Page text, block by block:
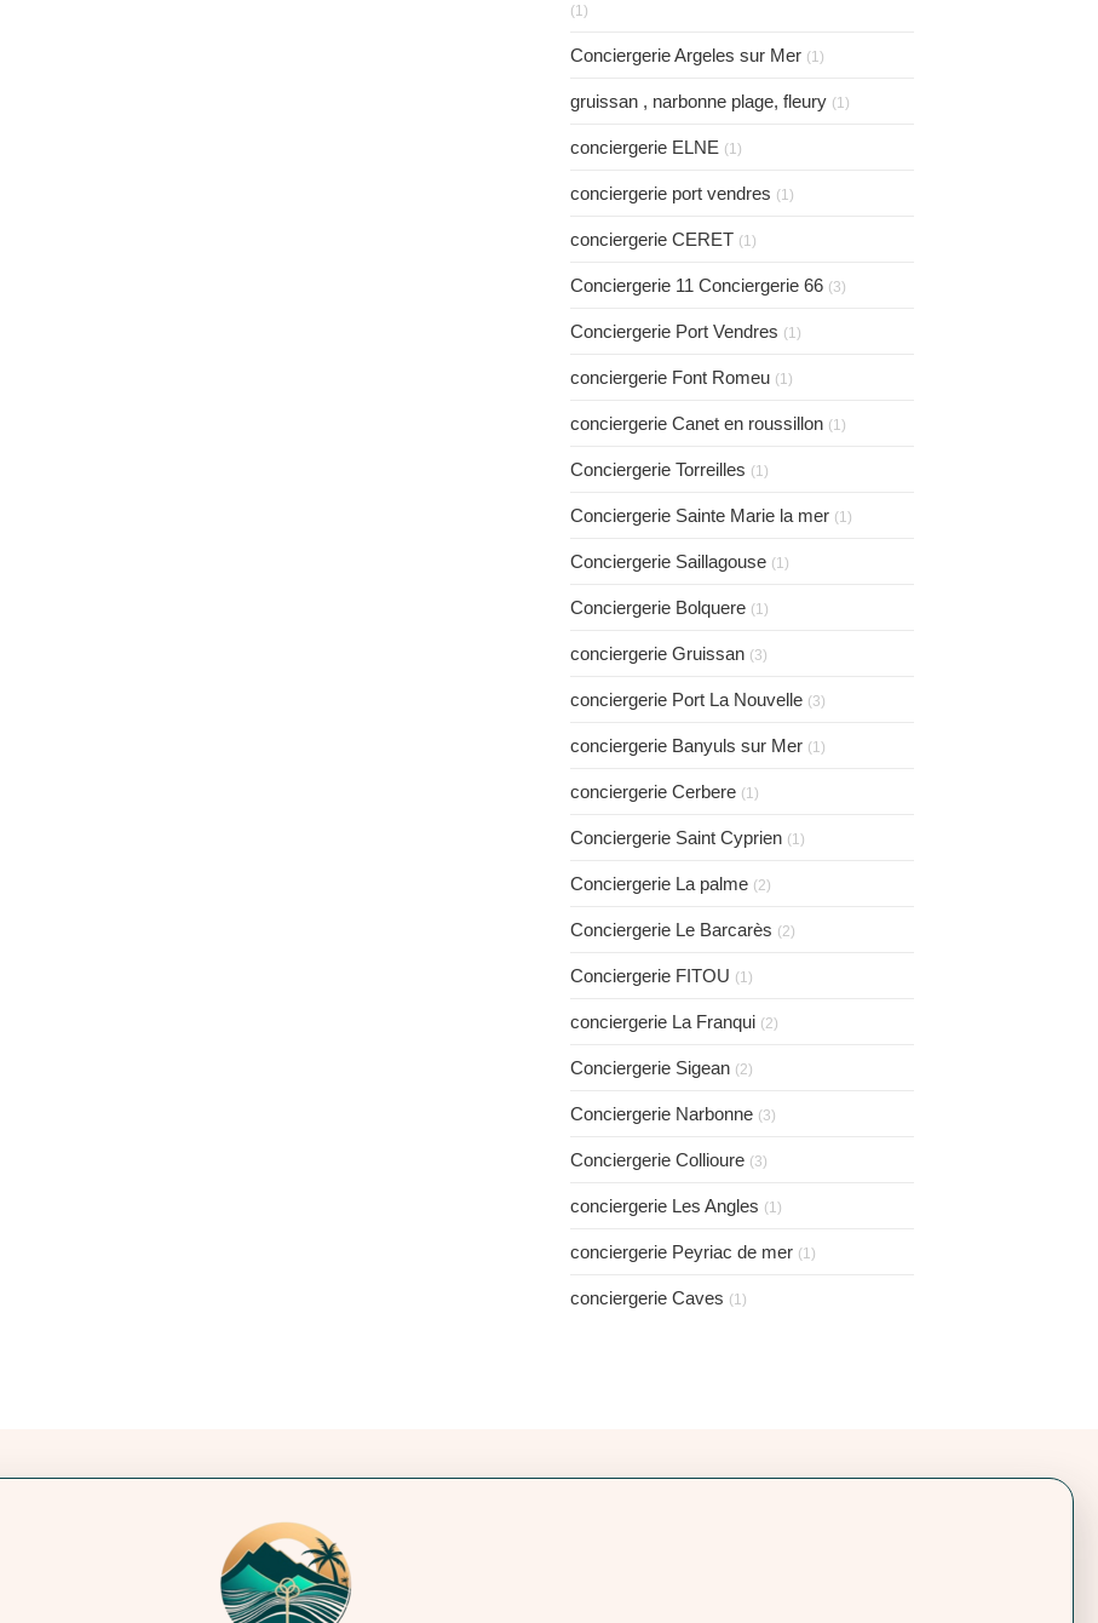
(1)
Conciergerie Argeles sur Mer (1)
gruissan , narbonne plage, fleury (1)
conciergerie ELNE (1)
conciergerie port vendres (1)
conciergerie CERET (1)
Conciergerie 11 Conciergerie 66 (3)
Conciergerie Port Vendres (1)
conciergerie Font Romeu (1)
conciergerie Canet en roussillon (1)
Conciergerie Torreilles (1)
Conciergerie Sainte Marie la mer (1)
Conciergerie Saillagouse (1)
Conciergerie Bolquere (1)
conciergerie Gruissan (3)
conciergerie Port La Nouvelle (3)
conciergerie Banyuls sur Mer (1)
conciergerie Cerbere (1)
Conciergerie Saint Cyprien (1)
Conciergerie La palme (2)
Conciergerie Le Barcarès (2)
Conciergerie FITOU (1)
conciergerie La Franqui (2)
Conciergerie Sigean (2)
Conciergerie Narbonne (3)
Conciergerie Collioure (3)
conciergerie Les Angles (1)
conciergerie Peyriac de mer (1)
conciergerie Caves (1)